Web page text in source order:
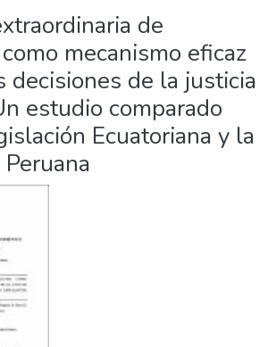
de
mecanismo eficaz
decisiones de la justicia
estudio comparado
Ecuatoriana y la